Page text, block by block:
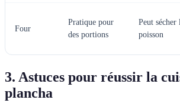
Four
Pratique pour
des portions
Peut sécher
poisson
3. Astuces pour réussir la
plancha